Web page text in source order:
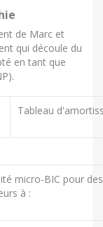
de Marc et
qui découle du
en tant que
Tableau
micro-BIC pour
à :